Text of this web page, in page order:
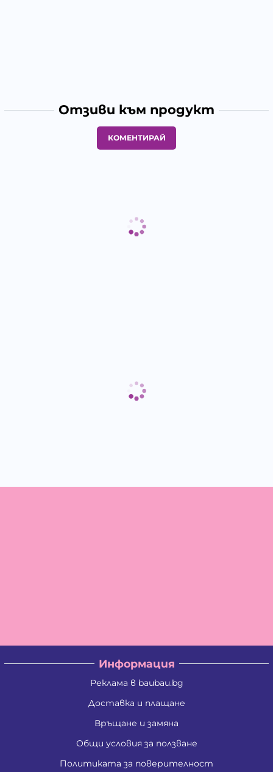
Отзиви към продукт
КОМЕНТИРАЙ
Информация
Реклама в baubau.bg
Доставка и плащане
Връщане и замяна
Общи условия за ползване
Политиката за поверителност